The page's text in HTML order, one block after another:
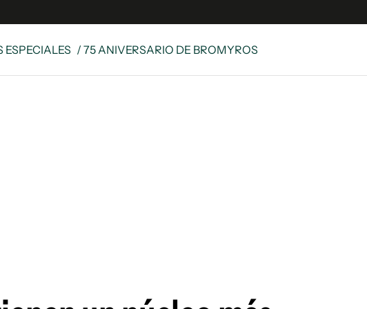
ESPECIALES / 75 ANIVERSARIO DE BROMYROS